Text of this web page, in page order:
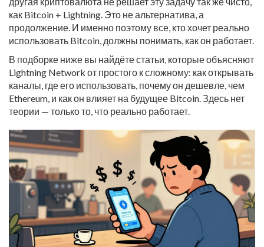
как Bitcoin + Lightning. Это не альтернатива, а
продолжение. И именно поэтому все, кто хочет реально
использовать Bitcoin, должны понимать, как он работает.
В подборке ниже вы найдёте статьи, которые объясняют
Lightning Network от простого к сложному: как открывать
каналы, где его использовать, почему он дешевле, чем
Ethereum, и как он влияет на будущее Bitcoin. Здесь нет
теории — только то, что реально работает.